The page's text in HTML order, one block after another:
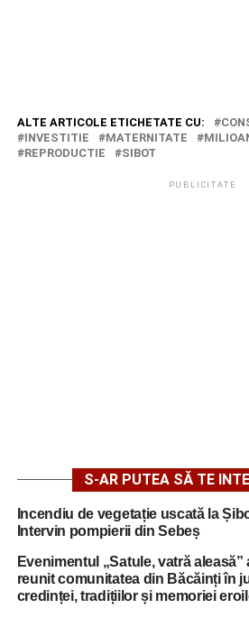
ALTE ARTICOLE ETICHETATE CU:
INVESTITIE
MATERNITATE
REPRODUCTIE
SIBOT
PUBLICITATE
S-AR PUTEA SĂ TE
Incendiu de vegetație uscată la
Intervin pompierii din Sebeș
Evenimentul „Satule, vatră aleasă”
reunit comunitatea din Băcăinți în
credinței, tradițiilor și memoriei